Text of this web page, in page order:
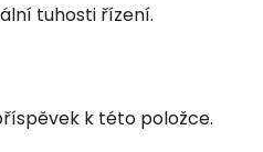
tuhosti řízení.
k této položce.